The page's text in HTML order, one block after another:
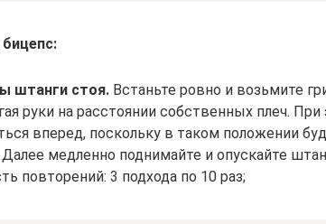
штанги стоя. Встаньте ровно и возьмите
руки на расстоянии собственных плеч.
вперед, поскольку в таком положении
медленно поднимайте и опускайте
повторений: 3 подхода по 10 раз;